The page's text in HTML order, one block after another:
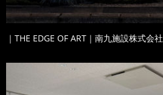
｜THE EDGE OF ART｜南九施設株式会社